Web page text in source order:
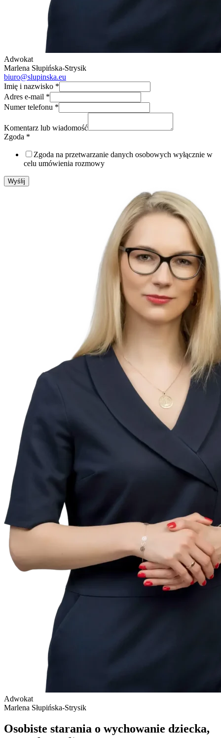
Adwokat
Marlena Słupińska-Strysik
biuro@slupinska.eu
Imię i nazwisko *
Adres e-mail *
Numer telefonu *
Komentarz lub wiadomość
Zgoda *
Zgoda na przetwarzanie danych osobowych wyłącznie w
celu umówienia rozmowy
Wyślij
Adwokat
Marlena Słupińska-Strysik
Osobiste starania o wychowanie dziecka,